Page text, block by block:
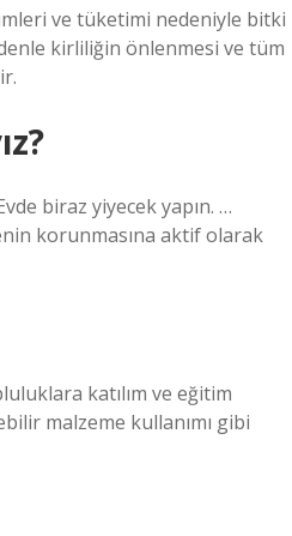
ve tüketimi nedeniyle bitki
kirliliğin önlenmesi ve tüm
biraz yiyecek yapın. …
korunmasına aktif olarak
katılım ve eğitim
malzeme kullanımı gibi